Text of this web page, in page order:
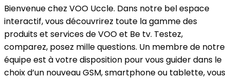
Bienvenue chez VOO Uccle. Dans notre bel espace
interactif, vous découvrirez toute la gamme des
produits et services de VOO et Be tv. Testez,
comparez, posez mille questions. Un membre de notre
équipe est à votre disposition pour vous guider dans le
choix d’un nouveau GSM, smartphone ou tablette, vous